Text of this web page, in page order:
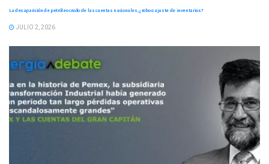
La desaparición de petróleo crudo de las cuentas nacionales, ¿robo o ajuste de inventarios?
JULIO 2, 2026